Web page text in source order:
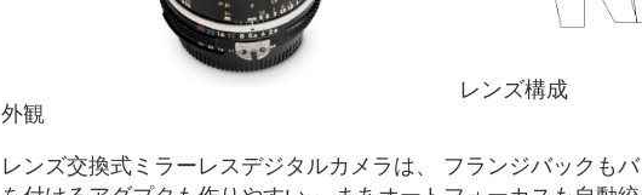
外観
レンズ構成
レンズ交換式ミラーレスデジタルカメラは、 フランジバックも